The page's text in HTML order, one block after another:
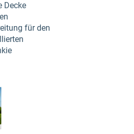
Decke
für den